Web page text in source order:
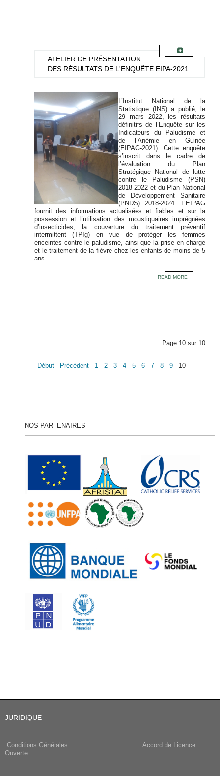
ATELIER DE PRÉSENTATION
DES RÉSULTATS DE L'ENQUÊTE EIPA-2021
L’Institut National de la
Statistique (INS) a publié, le
29 mars 2022, les résultats
définitifs de l’Enquête sur les
Indicateurs du Paludisme et
de l’Anémie en Guinée
(EIPAG-2021). Cette enquête
s’inscrit dans le cadre de
l’évaluation du Plan
Stratégique National de lutte
contre le Paludisme (PSN)
2018-2022 et du Plan National
de Développement Sanitaire
(PNDS) 2018-2024. L’EIPAG
fournit des informations actualisées et fiables et sur la
possession et l’utilisation des moustiquaires imprégnées
d’insecticides, la couverture du traitement préventif
intermittent (TPIg) en vue de protéger les femmes
enceintes contre le paludisme, ainsi que la prise en charge
et le traitement de la fièvre chez les enfants de moins de 5
ans.
READ MORE
Page 10 sur 10
Début Précédent 1 2 3 4 5 6 7 8 9 10
NOS PARTENAIRES
JURIDIQUE
Conditions Générales
Accord de Licence
Ouverte